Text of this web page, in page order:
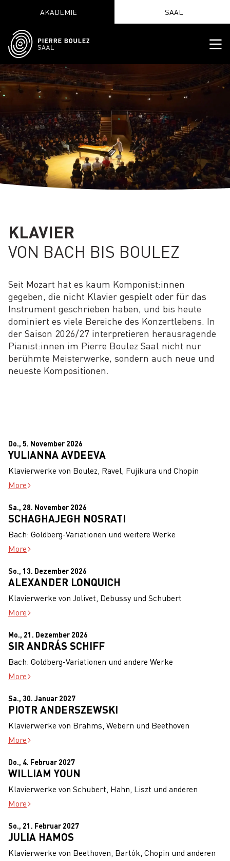
AKADEMIE SAAL
KLAVIER
VON BACH BIS BOULEZ
Seit Mozart hat es kaum Komponist:innen
gegeben, die nicht Klavier gespielt oder für das
Instrument geschrieben haben, und bis heute
dominiert es viele Bereiche des Konzertlebens. In
der Saison 2026/27 interpretieren herausragende
Pianist:innen im Pierre Boulez Saal nicht nur
berühmte Meisterwerke, sondern auch neue und
neueste Kompositionen.
Do., 5. November 2026
YULIANNA AVDEEVA
Klavierwerke von Boulez, Ravel, Fujikura und Chopin
More
Sa., 28. November 2026
SCHAGHAJEGH NOSRATI
Bach: Goldberg-Variationen und weitere Werke
More
So., 13. Dezember 2026
ALEXANDER LONQUICH
Klavierwerke von Jolivet, Debussy und Schubert
More
Mo., 21. Dezember 2026
SIR ANDRÁS SCHIFF
Bach: Goldberg-Variationen und andere Werke
More
Sa., 30. Januar 2027
PIOTR ANDERSZEWSKI
Klavierwerke von Brahms, Webern und Beethoven
More
Do., 4. Februar 2027
WILLIAM YOUN
Klavierwerke von Schubert, Hahn, Liszt und anderen
More
So., 21. Februar 2027
JULIA HAMOS
Klavierwerke von Beethoven, Bartók, Chopin und anderen